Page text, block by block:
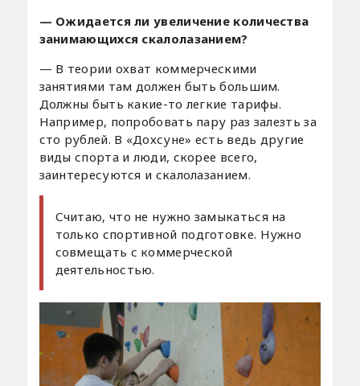
— Ожидается ли увеличение количества
занимающихся скалолазанием?
— В теории охват коммерческими
занятиями там должен быть большим.
Должны быть какие-то легкие тарифы.
Например, попробовать пару раз залезть за
сто рублей. В «Дохсуне» есть ведь другие
виды спорта и люди, скорее всего,
заинтересуются и скалолазанием.
Считаю, что не нужно замыкаться на
только спортивной подготовке. Нужно
совмещать с коммерческой
деятельностью.